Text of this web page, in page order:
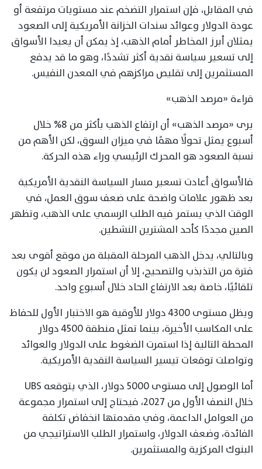
في المقابل، فإن استمرار التضخم عند مستويات مرتفعة أو
عودة الدولار وعوائد سندات الخزانة الأمريكية إلى الصعود
يمثلان أبرز المخاطر أمام الذهب، إذ يمكن أن يعيدا الأسواق
إلى تسعير سياسة نقدية أكثر تشددًا، وهو ما قد يدفع
المستثمرين إلى تقليص مراكزهم في المعدن النفيس.
قراءة «مرصد الذهب»
يرى «مرصد الذهب» أن ارتفاع الذهب بأكثر من 8% خلال
أسبوع يمثل تحولًا مهمًا في ميزان السوق، لكن الأهم من
نسبة الصعود هو المحرك الرئيسي وراء هذه الحركة.
فالأسواق أعادت تسعير مسار السياسة النقدية الأمريكية
بعد ظهور علامات واضحة على ضعف سوق العمل، في
الوقت الذي يستمر فيه الطلب الرسمي على الذهب، وتظهر
الصين مجددًا كأحد المشترين النشطين.
وبالتالي، يدخل الذهب المرحلة المقبلة من موقع أقوى بعد
فترة من التذبذب والتصحيح، إلا أن استمرار الصعود لن يكون
تلقائيًا، خاصة بعد الارتفاع الحاد خلال أسبوع واحد.
ويظل مستوى 4300 دولار للأوقية هو الاختبار الأول للحفاظ
على المكاسب الأخيرة، بينما تمثل منطقة 4500 دولار
المحطة التالية إذا استمرت الضغوط على الدولار والعوائد
وتواصلت توقعات تيسير السياسة النقدية الأمريكية.
أما الوصول إلى مستوى 5000 دولار، الذي يتوقعه UBS
خلال النصف الأول من 2027، فيحتاج إلى استمرار مجموعة
من العوامل الداعمة، وفي مقدمتها انخفاض تكلفة
الفائدة، وضعف الدولار، واستمرار الطلب الاستراتيجي من
البنوك المركزية والمستثمرين.